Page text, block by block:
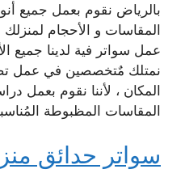
بالرياض نقوم بعمل جميع
المقاسات و الأحجام لمنزلك
عمل سواتر فية لدينا جميع
نمتلك مٌتخصصين في عمل
المكان ، لأننا نقوم بعمل
المقاسات المظبوطة
سواتر حدائق